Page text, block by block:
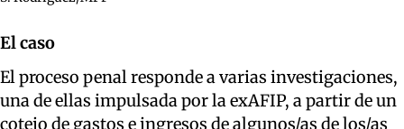
El caso
El proceso penal responde a varias investigaciones,
una de ellas impulsada por la exAFIP, a partir de un
cotejo de gastos e ingresos de algunos/as de los/as